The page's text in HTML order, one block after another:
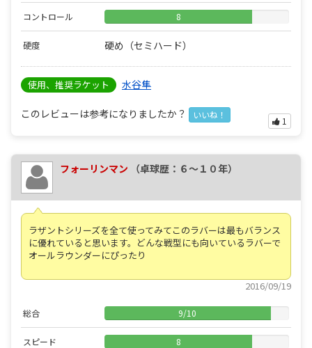
コントロール 8
硬度 硬め（セミハード）
使用、推奨ラケット 水谷隼
このレビューは参考になりましたか？ いいね！
1
フォーリンマン （卓球歴：６～１０年）
ラザントシリーズを全て使ってみてこのラバーは最もバランス
に優れていると思います。どんな戦型にも向いているラバーで
オールラウンダーにぴったり
2016/09/19
総合 9/10
スピード 8